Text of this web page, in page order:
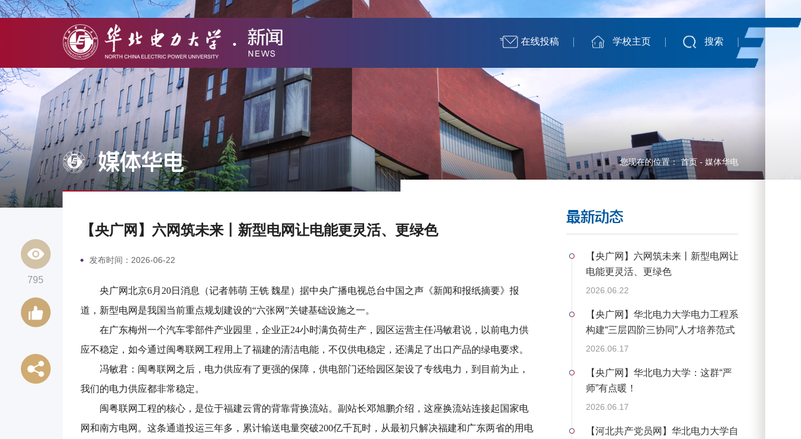
在线投稿 学校主页 搜索
您现在的位置： 首页 -媒体华电
媒体华电
【央广网】六网筑未来丨新型电网让电能更灵活、更绿色
发布时间：2026-06-22
央广网北京6月20日消息（记者韩萌 王铣 魏星）据中央广播电视总台中国之声《新闻和报纸摘要》报
道，新型电网是我国当前重点规划建设的“六张网”关键基础设施之一。
在广东梅州一个汽车零部件产业园里，企业正24小时满负荷生产，园区运营主任冯敏君说，以前电力供
应不稳定，如今通过闽粤联网工程用上了福建的清洁电能，不仅供电稳定，还满足了出口产品的绿电要求。
冯敏君：闽粤联网之后，电力供应有了更强的保障，供电部门还给园区架设了专线电力，到目前为止，
我们的电力供应都非常稳定。
闽粤联网工程的核心，是位于福建云霄的背靠背换流站。副站长邓旭鹏介绍，这座换流站连接起国家电
网和南方电网。这条通道投运三年多，累计输送电量突破200亿千瓦时，从最初只解决福建和广东两省的用电
795
最新动态
【央广网】六网筑未来丨新型电网让
电能更灵活、更绿色
2026.06.22
【央广网】华北电力大学电力工程系
构建“三层四阶三协同”人才培养范式
2026.06.17
【央广网】华北电力大学：这群“严
师”有点暖！
2026.06.17
【河北共产党员网】华北电力大学自